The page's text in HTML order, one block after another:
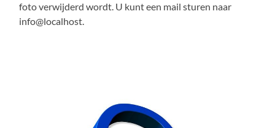
foto verwijderd wordt. U kunt een mail sturen naar
info@localhost.